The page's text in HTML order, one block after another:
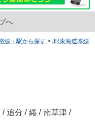
へ
線・駅から探す > JR東海道本線
/ 追分 / 綣 / 南草津 /